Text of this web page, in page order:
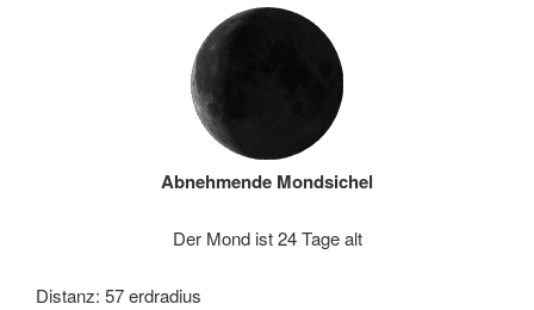
Abnehmende Mondsichel
Der Mond ist 24 Tage alt
Distanz: 57 erdradius